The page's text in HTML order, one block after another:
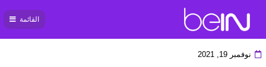
بي ان
القائمة
نوفمبر 19, 2021